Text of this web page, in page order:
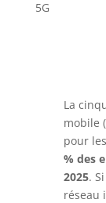
5G
La
mobile
pour
% des
2025.
réseau